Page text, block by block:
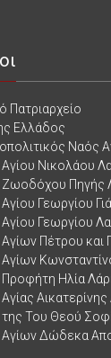
Πατριαρχείο
Ελλάδος
Ναός
Αγίου Νικολάου
Ζωοδόχου Πηγής
Γεωργίου
Γεωργίου
Αγίων Πέτρου και
Αγίων
Προφήτη Ηλία
της Του Θεού
Αγίων Δώδεκα